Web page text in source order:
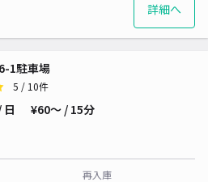
詳細へ
1駐車場
5 / 10件
日 ¥60〜 / 15分
再入庫